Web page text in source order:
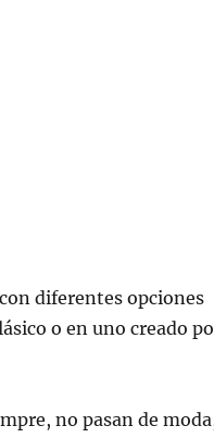
diferentes opciones
o en uno creado
no pasan de